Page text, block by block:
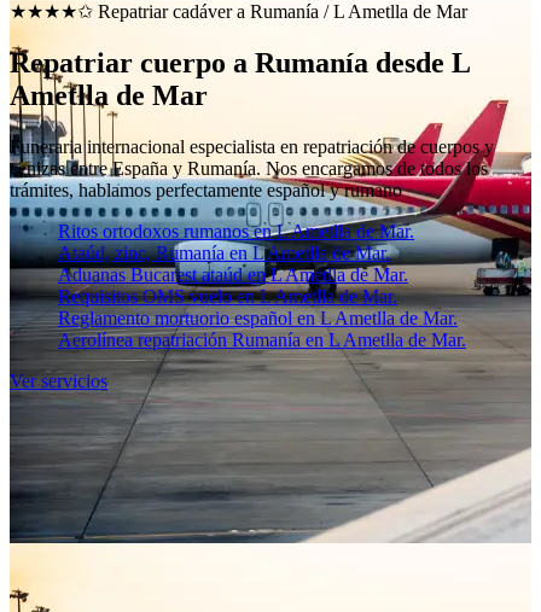
★★★★✩ Repatriar cadáver a Rumanía /L Ametlla de Mar
Repatriar cuerpo a Rumanía desde L
Ametlla de Mar
Funeraria internacional especialista en repatriación de cuerpos y
cenizas entre España y Rumanía. Nos encargamos de todos los
trámites, hablamos perfectamente español y rumano
Ritos ortodoxos rumanos en L Ametlla de Mar.
Ataúd, zinc, Rumanía en L Ametlla de Mar.
Aduanas Bucarest ataúd en L Ametlla de Mar.
Requisitos OMS vuelo en L Ametlla de Mar.
Reglamento mortuorio español en L Ametlla de Mar.
Aerolínea repatriación Rumanía en L Ametlla de Mar.
Ver servicios